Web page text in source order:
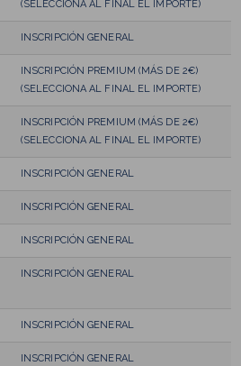
(SELECCIONA AL FINAL EL IMPORTE)
INSCRIPCIÓN GENERAL
INSCRIPCIÓN PREMIUM (MÁS DE 2€)
(SELECCIONA AL FINAL EL IMPORTE)
INSCRIPCIÓN PREMIUM (MÁS DE 2€)
(SELECCIONA AL FINAL EL IMPORTE)
INSCRIPCIÓN GENERAL
INSCRIPCIÓN GENERAL
INSCRIPCIÓN GENERAL
INSCRIPCIÓN GENERAL
INSCRIPCIÓN GENERAL
INSCRIPCIÓN GENERAL